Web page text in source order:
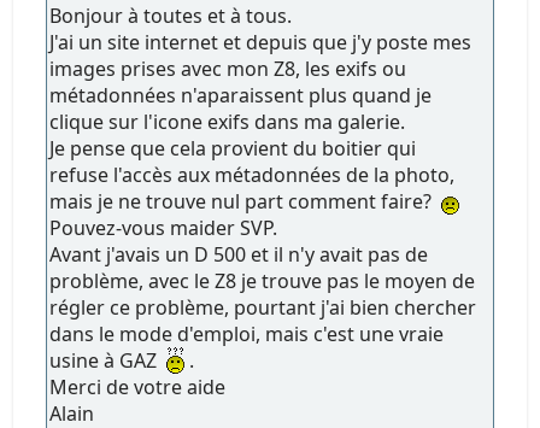
Bonjour à toutes et à tous.
J'ai un site internet et depuis que j'y poste mes
images prises avec mon Z8, les exifs ou
métadonnées n'aparaissent plus quand je
clique sur l'icone exifs dans ma galerie.
Je pense que cela provient du boitier qui
refuse l'accès aux métadonnées de la photo,
mais je ne trouve nul part comment faire?
Pouvez-vous maider SVP.
Avant j'avais un D 500 et il n'y avait pas de
problème, avec le Z8 je trouve pas le moyen de
régler ce problème, pourtant j'ai bien chercher
dans le mode d'emploi, mais c'est une vraie
usine à GAZ
.
Merci de votre aide
Alain